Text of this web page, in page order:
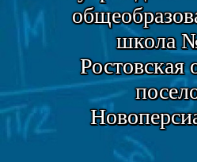
школа
Ростовская